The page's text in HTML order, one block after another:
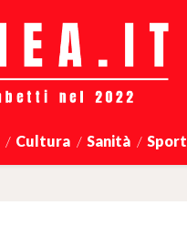
Cultura Sanità Sport